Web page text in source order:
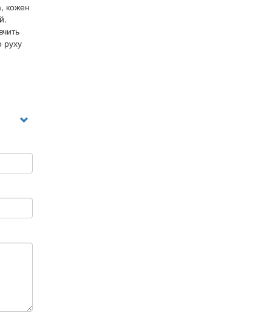
кожен
руху